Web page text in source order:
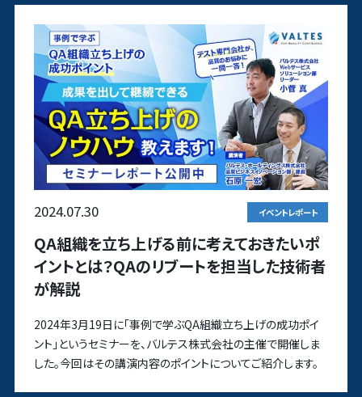
2024.07.30 イベントレポート
QA組織を立ち上げる前に考えておきたいポ
イントとは？QAのリブートを担当した技術者
が解説
2024年3月19日に「事例で学ぶQA組織立ち上げの成功ポイ
ント」というセミナーを、バルテス株式会社の主催で開催しま
した。今回はその講演内容のポイントについてご紹介します。